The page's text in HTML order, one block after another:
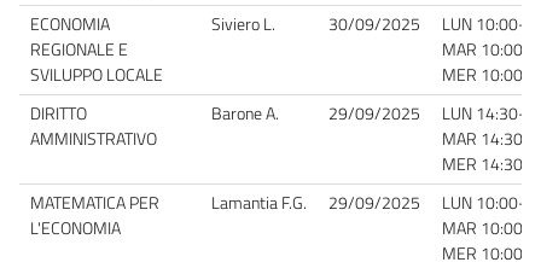
ECONOMIA
REGIONALE E
SVILUPPO LOCALE
Siviero L. 30/09/2025
LUN 10:00-
MAR 10:00-
MER 10:00-
DIRITTO
AMMINISTRATIVO
Barone A. 29/09/2025 LUN 14:30-
MAR 14:30-
MER 14:30-
MATEMATICA PER
L'ECONOMIA
Lamantia F.G. 29/09/2025
LUN 10:00-
MAR 10:00-
MER 10:00-